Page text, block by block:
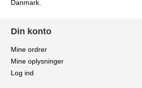
Danmark.
Din konto
Mine ordrer
Mine oplysninger
Log ind